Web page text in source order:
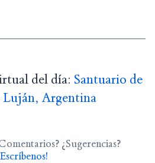
del día: Santuario de
Luján, Argentina
¿Sugerencias?